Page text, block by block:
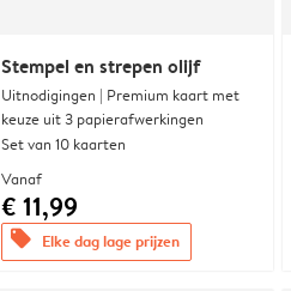
Stempel en strepen olijf
Uitnodigingen | Premium kaart met
keuze uit 3 papierafwerkingen
Set van 10 kaarten
Vanaf
€ 11,99
offers Elke dag lage prijzen